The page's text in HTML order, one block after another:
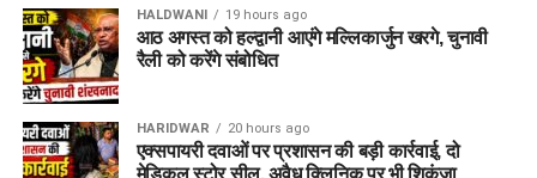
HALDWANI 19 hours ago
आठ अगस्त को हल्द्वानी आएंगे मल्लिकार्जुन खरगे, चुनावी
रैली को करेंगे संबोधित
HARIDWAR 20 hours ago
एक्सपायरी दवाओं पर प्रशासन की बड़ी कार्रवाई, दो
मेडिकल स्टोर सील, अवैध क्लिनिक पर भी शिकंजा